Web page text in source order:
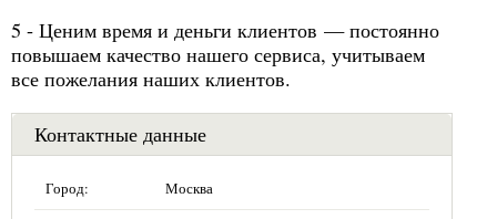
5 - Ценим время и деньги клиентов — постоянно
повышаем качество нашего сервиса, учитываем
все пожелания наших клиентов.
Контактные данные
Город: Москва